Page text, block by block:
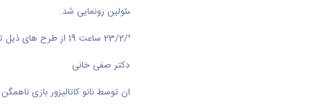
اولین طرح توسط استاندار محترم و مسئولین رونمایی شد.
- رونمایی از دستگاه حجامت اتوماتیک-دکتر صفی خانی
- رونمایی از سوخت بیودزل از روغن کتان توسط نانو کاتالیزور بازی